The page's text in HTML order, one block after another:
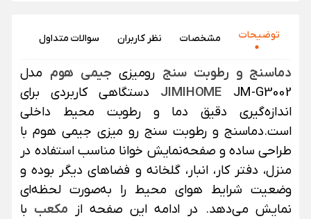
توضیحات مشخصات نظر‌ کاربران سوالات متداول
دماسنج و رطوبت سنج رومیزی جیمی هوم مدل
JIMIHOME JM-G3002 دستگاهی کاربردی برای
اندازه‌گیری دقیق دما و رطوبت محیط داخلی
است.دماسنج و رطوبت سنج رو میزی جیمی هوم با
طراحی ساده و صفحه‌نمایش خوانا مناسب استفاده در
منزل، دفتر کار، انبار، گلخانه و فضاهای دیگر بوده و
وضعیت شرایط هوای محیط را به‌صورت لحظه‌ای
نمایش می‌دهد. در ادامه این صفحه از مکعب با